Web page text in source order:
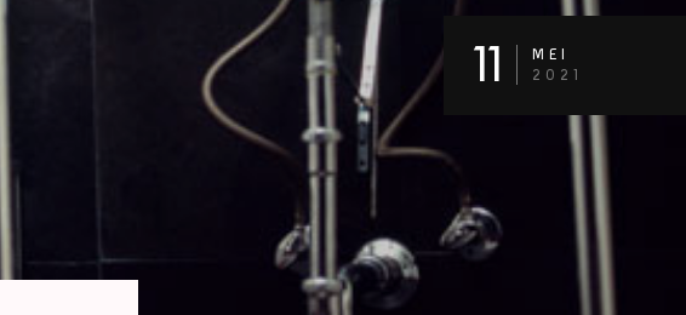
11
MEI
2021